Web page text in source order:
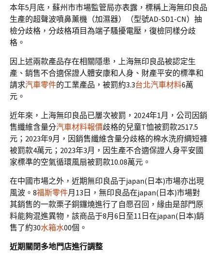
本年5月底，蘇州市市場監管局亦表露，標稱上海無印良品
生產的超聲波噴鼻薰機（加濕器）（型號AD-SD1-CN）抽
檢分歧格，分歧格項目為端子騷擾電壓，復檢同樣分歧
格。
因上述兩款產品存在相關隱患，上海無印良品被認定生
產、銷售不合適保證人體安康和人身、財產平安的標準和
請求汽車零件的工業產品，被罰約3.3台北汽車材料6萬
元。
近年來，上海無印良品已屢次被罰，2024年1月，公司因銷
售纖維含量分汽車材料報價歧格的兒童T恤被罰款2517.5
元；2023年9月，因銷售纖維含量分歧格的棉水洗府綢短褲
被罰款4萬元；2023年3月，因生產不合適保證人身平安國
家標準的空氣循環風扇被罰款10.08萬元。
在中國市場之外，近期無印良品于japan(日本)市場亦出現
風波。8福斯零件月13日，無印良品在japan(日本)市場對
其銷售的一款栗子銅鑼燒進行了自愿召回，緣由是部門原
料能夠混進異物，該商品于8月6日至11日在japan(日本)銷
售了約30水箱水00個。
近期關閉多地門店進行調整